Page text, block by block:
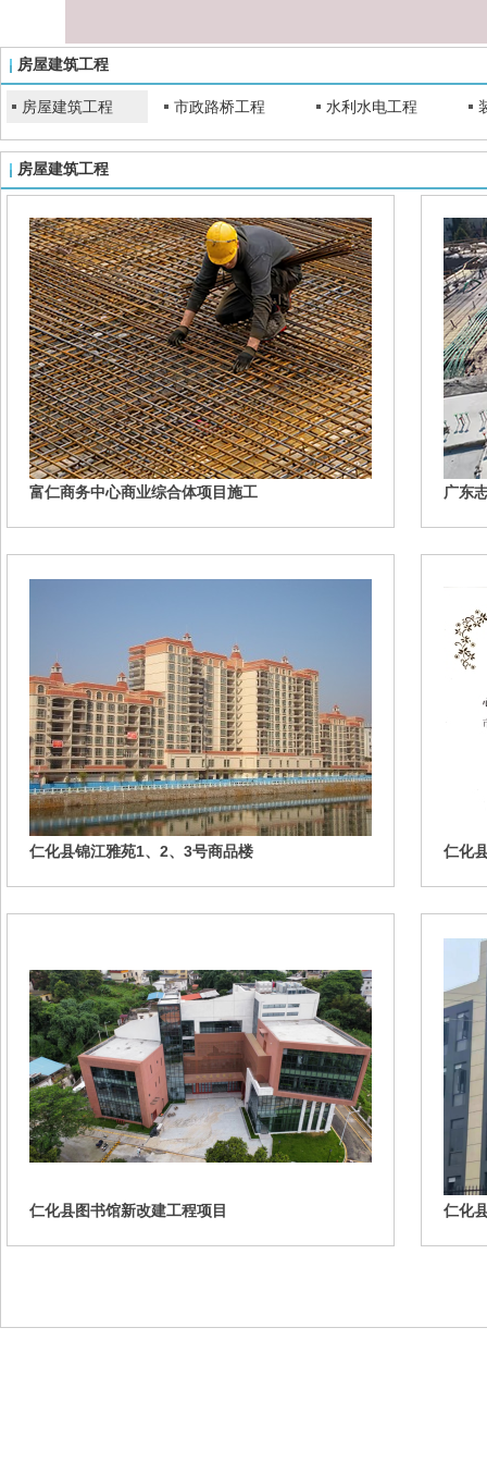
房屋建筑工程
房屋建筑工程 市政路桥工程 水利水电工程
房屋建筑工程
富仁商务中心商业综合体项目施工
广东
仁化县锦江雅苑1、2、3号商品楼 仁化
仁化县图书馆新改建工程项目 仁化